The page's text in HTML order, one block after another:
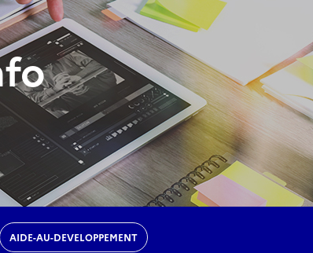
AIDE-AU-DEVELOPPEMENT